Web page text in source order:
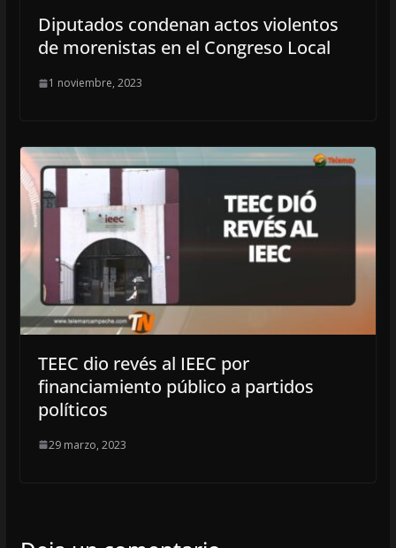
Diputados condenan actos violentos
de morenistas en el Congreso Local
1 noviembre, 2023
TEEC dio revés al IEEC por
financiamiento público a partidos
políticos
29 marzo, 2023